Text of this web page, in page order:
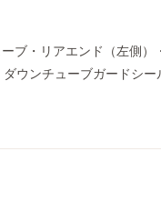
ブ・リアエンド（左側）
ウンチューブガードシー